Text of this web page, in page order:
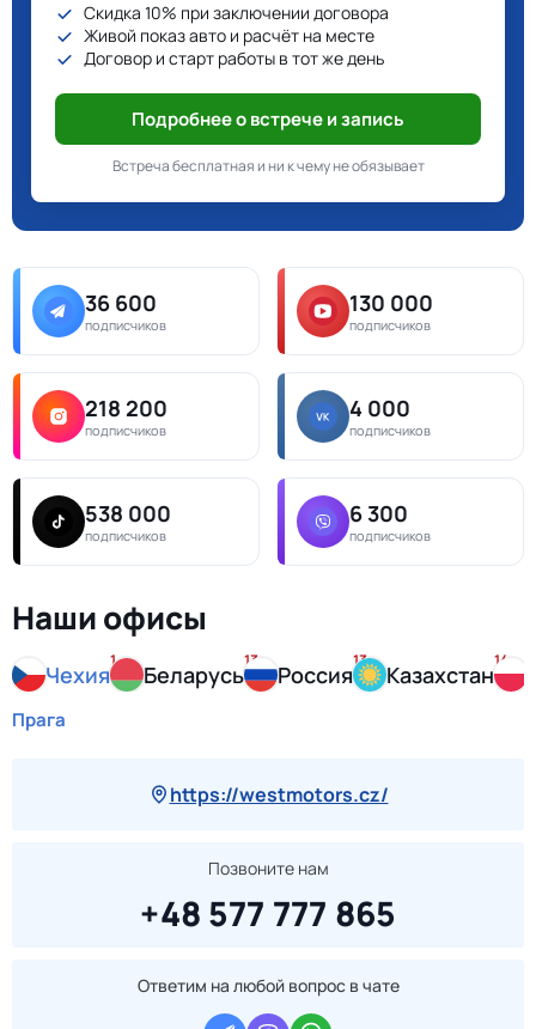
Скидка 10% при заключении договора
Живой показ авто и расчёт на месте
Договор и старт работы в тот же день
Подробнее о встрече и запись
Встреча бесплатная и ни к чему не обязывает
36 600
подписчиков
130 000
подписчиков
218 200
подписчиков
4 000
подписчиков
538 000
подписчиков
6 300
подписчиков
Наши офисы
Чехия
1
Беларусь
13
Россия
13
Казахстан
14
Прага
https://westmotors.cz/
Позвоните нам
+48 577 777 865
Ответим на любой вопрос в чате